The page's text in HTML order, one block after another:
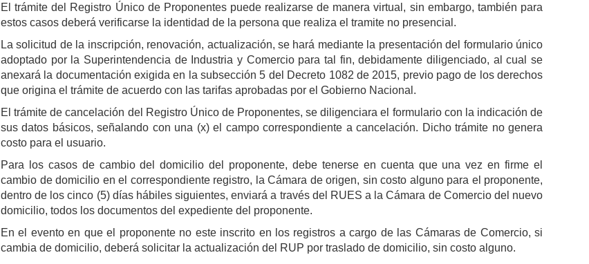
El trámite del Registro Único de Proponentes puede realizarse de manera virtual, sin embargo, también para
estos casos deberá verificarse la identidad de la persona que realiza el tramite no presencial.
La solicitud de la inscripción, renovación, actualización, se hará mediante la presentación del formulario único
adoptado por la Superintendencia de Industria y Comercio para tal fin, debidamente diligenciado, al cual se
anexará la documentación exigida en la subsección 5 del Decreto 1082 de 2015, previo pago de los derechos
que origina el trámite de acuerdo con las tarifas aprobadas por el Gobierno Nacional.
El trámite de cancelación del Registro Único de Proponentes, se diligenciara el formulario con la indicación de
sus datos básicos, señalando con una (x) el campo correspondiente a cancelación. Dicho trámite no genera
costo para el usuario.
Para los casos de cambio del domicilio del proponente, debe tenerse en cuenta que una vez en firme el
cambio de domicilio en el correspondiente registro, la Cámara de origen, sin costo alguno para el proponente,
dentro de los cinco (5) días hábiles siguientes, enviará a través del RUES a la Cámara de Comercio del nuevo
domicilio, todos los documentos del expediente del proponente.
En el evento en que el proponente no este inscrito en los registros a cargo de las Cámaras de Comercio, si
cambia de domicilio, deberá solicitar la actualización del RUP por traslado de domicilio, sin costo alguno.